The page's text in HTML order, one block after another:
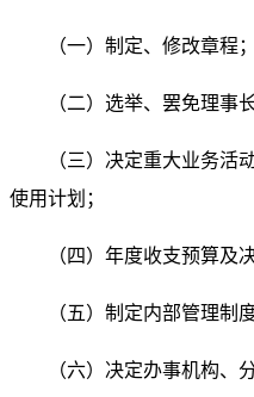
（一）制定、修改章程；
（二）选举、罢免理事
（三）决定重大业务活
使用计划；
（四）年度收支预算及
（五）制定内部管理制度
（六）决定办事机构、